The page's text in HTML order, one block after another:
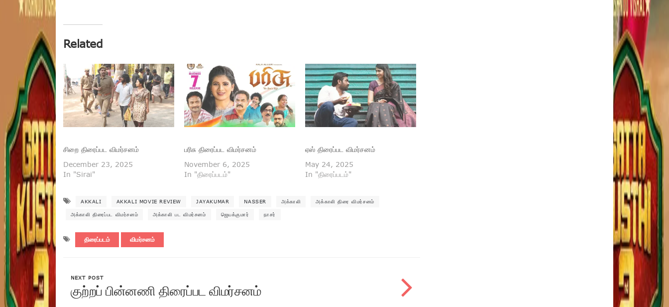
Related
சிறை திரைப்பட விமர்சனம்
December 23, 2025
In "Sirai"
பரிசு திரைப்பட விமர்சனம்
November 6, 2025
In "திரைப்படம்"
ஏஸ் திரைப்பட விமர்சனம்
May 24, 2025
In "திரைப்படம்"
AKKALI AKKALI MOVIE REVIEW JAYAKUMAR NASSER அக்காலி அக்காலி திரை விமர்சனம்
அக்காலி திரைப்பட விமர்சனம் அக்காலி பட விமர்சனம் ஜெயக்குமார் நாசர்
திரைப்படம் விமர்சனம்
NEXT POST
குற்றப் பின்னணி திரைப்பட விமர்சனம்